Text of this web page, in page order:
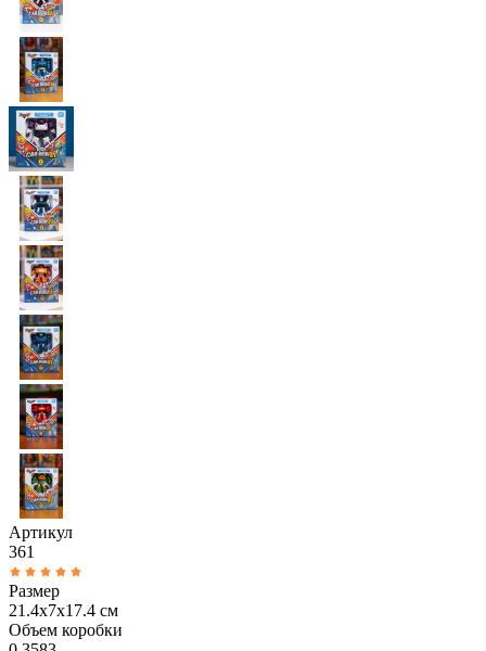
Артикул
361
Размер
21.4х7х17.4 см
Объем коробки